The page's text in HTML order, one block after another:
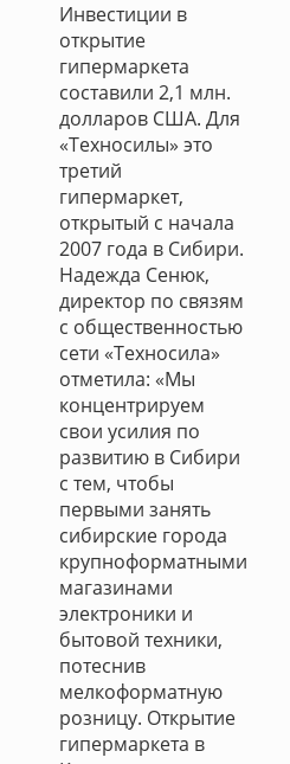
Инвестиции в
открытие
гипермаркета
составили 2,1 млн.
долларов США. Для
«Техносилы» это
третий
гипермаркет,
открытый с начала
2007 года в Сибири.
Надежда Сенюк,
директор по связям
с общественностью
сети «Техносила»
отметила: «Мы
концентрируем
свои усилия по
развитию в Сибири
с тем, чтобы
первыми занять
сибирские города
крупноформатными
магазинами
электроники и
бытовой техники,
потеснив
мелкоформатную
розницу. Открытие
гипермаркета в